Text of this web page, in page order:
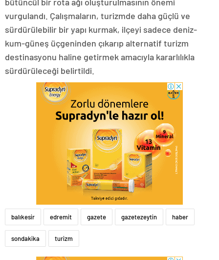
vurgulandı. Çalışmaların, turizmde daha güçlü ve
sürdürülebilir bir yapı kurmak, ilçeyi sadece deniz-
kum-güneş üçgeninden çıkarıp alternatif turizm
destinasyonu haline getirmek amacıyla kararlılıkla
sürdürüleceği belirtildi.
balıkesir edremit gazete gazetezeytin haber
sondakika turizm